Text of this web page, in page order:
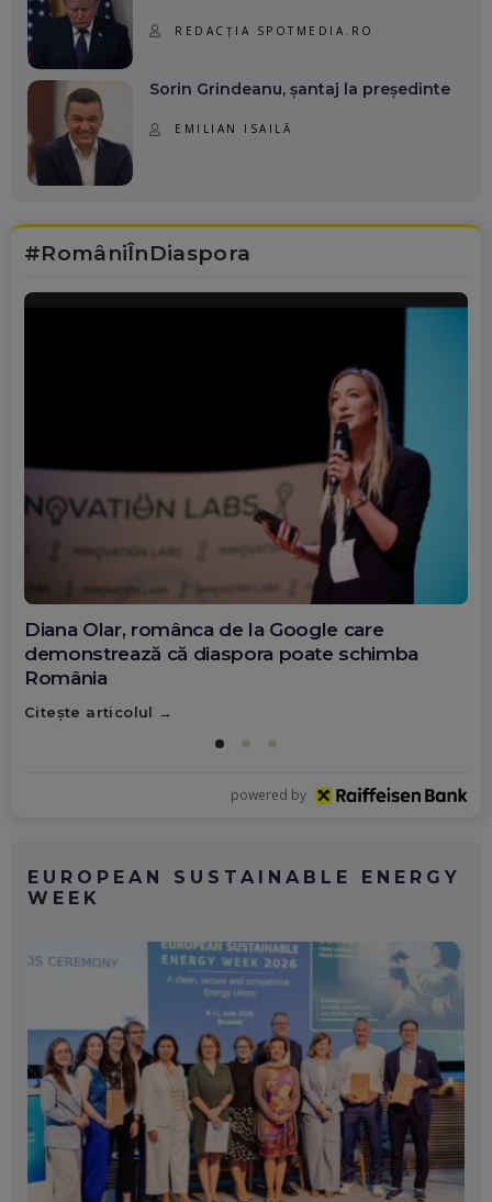
REDACȚIA SPOTMEDIA.RO
Sorin Grindeanu, șantaj la președinte
EMILIAN ISAILĂ
#RomâniÎnDiaspora
Diana Olar, românca de la Google care
demonstrează că diaspora poate schimba
România
Citește articolul
powered by
EUROPEAN SUSTAINABLE ENERGY
WEEK